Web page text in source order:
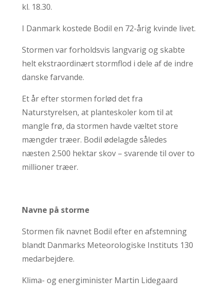
kl. 18.30.
I Danmark kostede Bodil en 72-årig kvinde livet.
Stormen var forholdsvis langvarig og skabte
helt ekstraordinært stormflod i dele af de indre
danske farvande.
Et år efter stormen forlød det fra
Naturstyrelsen, at planteskoler kom til at
mangle frø, da stormen havde væltet store
mængder træer. Bodil ødelagde således
næsten 2.500 hektar skov – svarende til over to
millioner træer.
Navne på storme
Stormen fik navnet Bodil efter en afstemning
blandt Danmarks Meteorologiske Instituts 130
medarbejdere.
Klima- og energiminister Martin Lidegaard